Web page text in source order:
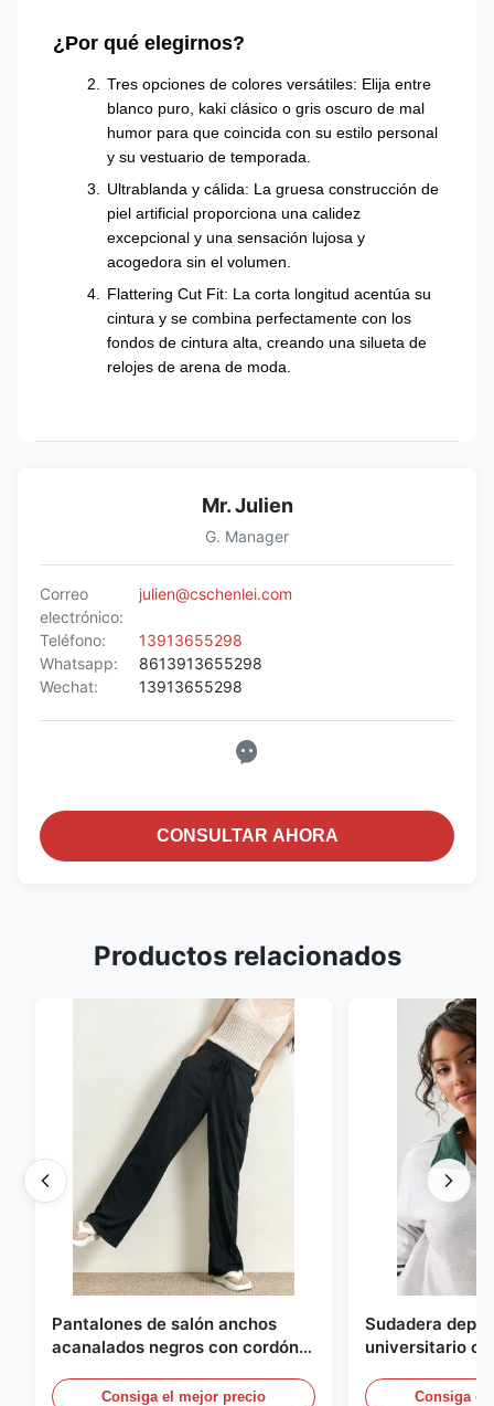
¿Por qué elegirnos?
Tres opciones de colores versátiles: Elija entre
blanco puro, kaki clásico o gris oscuro de mal
humor para que coincida con su estilo personal
y su vestuario de temporada.
Ultrablanda y cálida: La gruesa construcción de
piel artificial proporciona una calidez
excepcional y una sensación lujosa y
acogedora sin el volumen.
Flattering Cut Fit: La corta longitud acentúa su
cintura y se combina perfectamente con los
fondos de cintura alta, creando una silueta de
relojes de arena de moda.
Mr. Julien
G. Manager
Correo
electrónico:
julien@cschenlei.com
Teléfono:
13913655298
Whatsapp:
8613913655298
Wechat:
13913655298
CONSULTAR AHORA
Productos relacionados
Pantalones de salón anchos
acanalados negros con cordón
Consiga el mejor precio
Sudadera
universitario
contrasteConsiga el